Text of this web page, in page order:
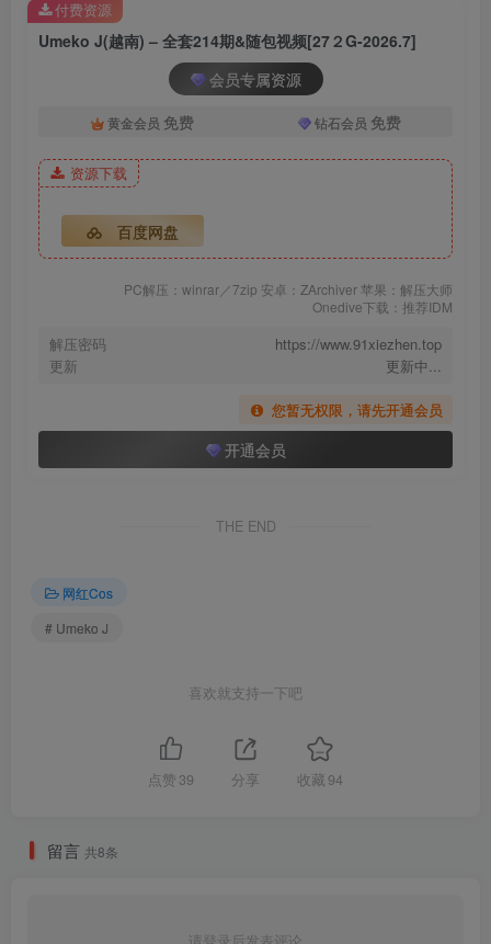
包内原图 – 无水印 – 更清晰
Umeko J – NO.214 Toph Beifong2026[88P-9V-1.46G]
Umeko J(越南) – 全套214期&随包视频[27２G-2026.7]
会员专属资源
黄金会员 免费 钻石会员 免费
资源下载
百度网盘
PC解压：winrar／7zip 安卓：ZArchiver 苹果：解压大师
Onedive下载：推荐IDM
解压密码
https://www.91xiezhen.top
更新
更新中...
您暂无权限，请先开通会员
开通会员
付费资源
THE END
网红Cos
# Umeko J
喜欢就支持一下吧
点赞 39 分享 收藏 94
留言 共8条